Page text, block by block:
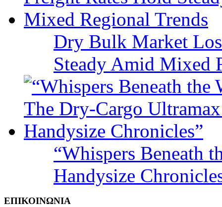
Dry Bulk Market
Steady Amid Mixed
“Whispers Beneath
Handysize
ΕΠΙΚΟΙΝΩΝΙΑ